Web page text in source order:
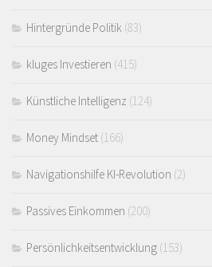
Hintergründe Politik (83)
kluges Investieren (415)
Künstliche Intelligenz (124)
Money Mindset (166)
Navigationshilfe KI-Revolution (2)
Passives Einkommen (200)
Persönlichkeitsentwicklung (153)